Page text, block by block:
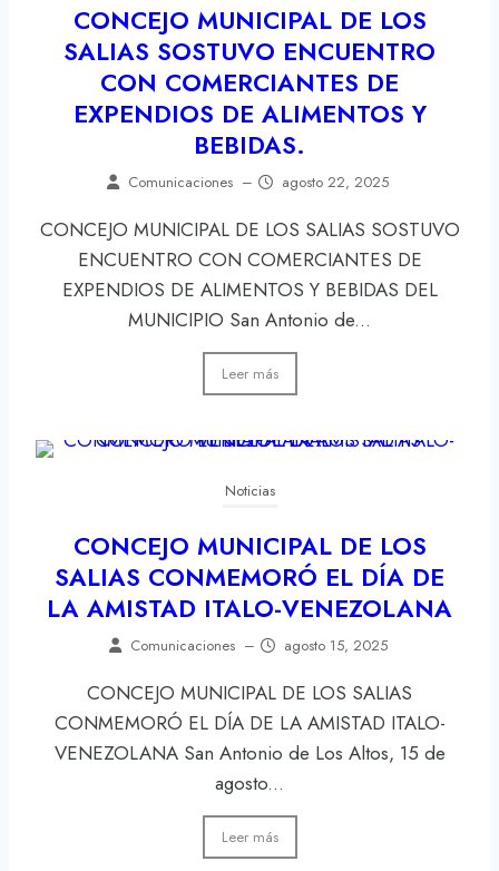
CONCEJO MUNICIPAL DE LOS
SALIAS SOSTUVO ENCUENTRO
CON COMERCIANTES DE
EXPENDIOS DE ALIMENTOS Y
BEBIDAS.
Comunicaciones – agosto 22, 2025
CONCEJO MUNICIPAL DE LOS SALIAS SOSTUVO
ENCUENTRO CON COMERCIANTES DE
EXPENDIOS DE ALIMENTOS Y BEBIDAS DEL
MUNICIPIO San Antonio de...
Leer más
Noticias
CONCEJO MUNICIPAL DE LOS
SALIAS CONMEMORÓ EL DÍA DE
LA AMISTAD ITALO-VENEZOLANA
Comunicaciones – agosto 15, 2025
CONCEJO MUNICIPAL DE LOS SALIAS
CONMEMORÓ EL DÍA DE LA AMISTAD ITALO-
VENEZOLANA San Antonio de Los Altos, 15 de
agosto...
Leer más